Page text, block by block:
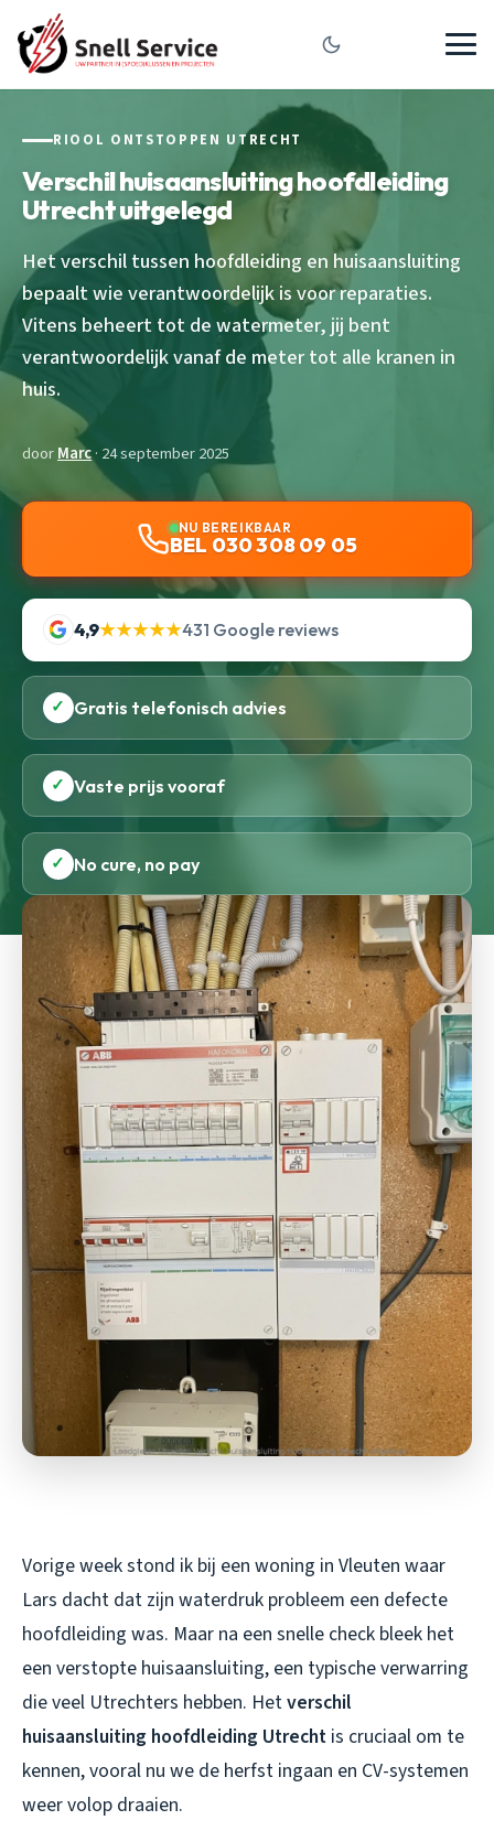
RIOOL ONTSTOPPEN UTRECHT
Verschil huisaansluiting hoofdleiding
Utrecht uitgelegd
Het verschil tussen hoofdleiding en huisaansluiting
bepaalt wie verantwoordelijk is voor reparaties.
Vitens beheert tot de watermeter, jij bent
verantwoordelijk vanaf de meter tot alle kranen in
huis.
doorMarc· 24 september 2025
NU BEREIKBAAR
BEL 030 308 09 05
4,9★★★★★431 Google reviews
✓ Gratis telefonisch advies
✓ Vaste prijs vooraf
✓ No cure, no pay
Vorige week stond ik bij een woning in Vleuten waar
Lars dacht dat zijn waterdruk probleem een defecte
hoofdleiding was. Maar na een snelle check bleek het
een verstopte huisaansluiting, een typische verwarring
die veel Utrechters hebben. Hetverschil
huisaansluiting hoofdleiding Utrecht is cruciaal om te
kennen, vooral nu we de herfst ingaan en CV-systemen
weer volop draaien.